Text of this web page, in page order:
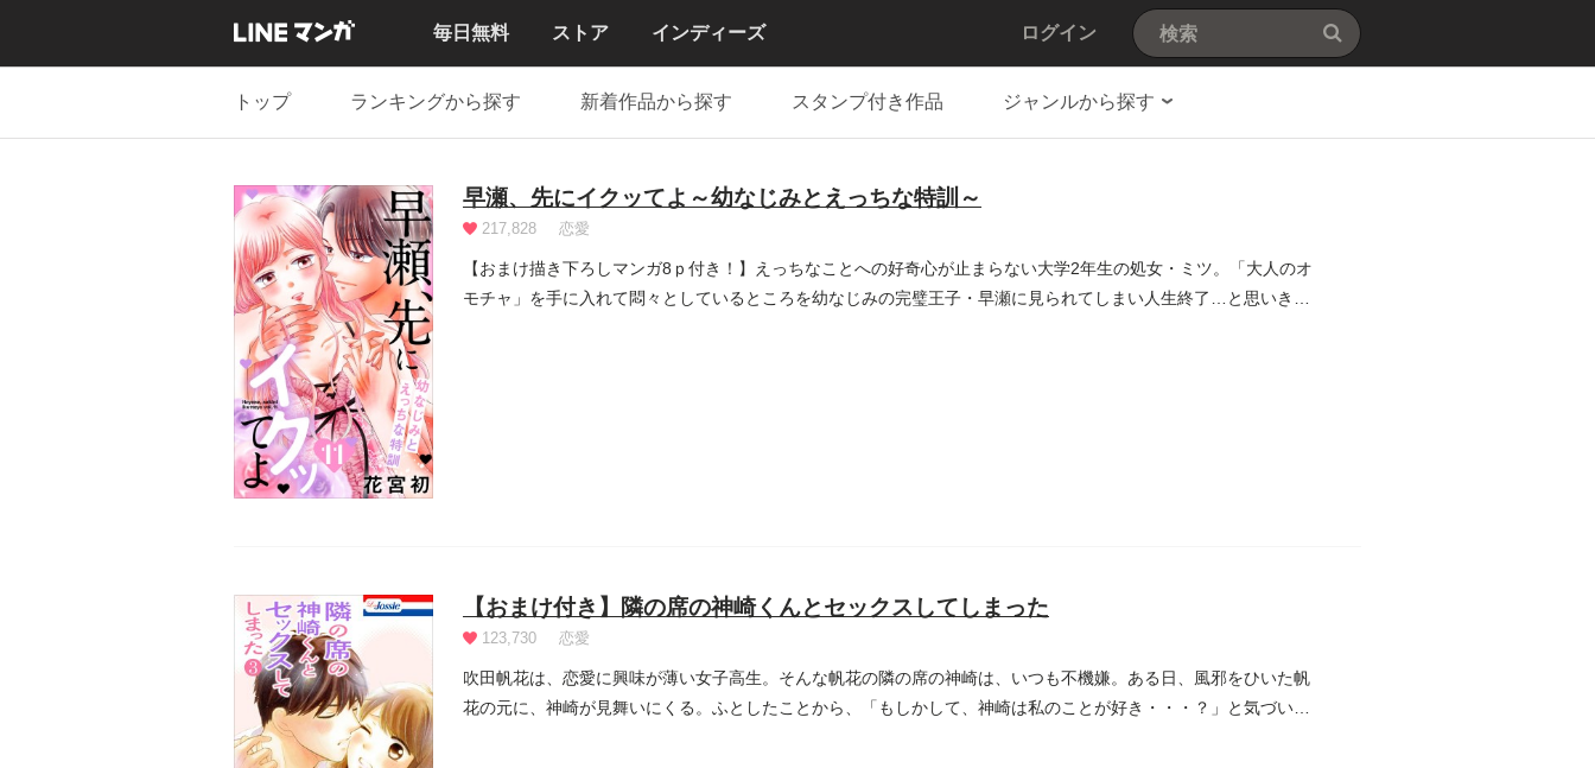
毎日無料 ストア インディーズ ログイン
トップ ランキングから探す 新着作品から探す スタンプ付き作品 ジャンルから探す
早瀬、先にイクッてよ～幼なじみとえっちな特訓～
217,828 恋愛
【おまけ描き下ろしマンガ8ｐ付き！】えっちなことへの好奇心が止まらない大学2年生の処女・ミツ。「大人のオ
モチャ」を手に入れて悶々としているところを幼なじみの完璧王子・早瀬に見られてしまい人生終了…と思いきや
【おまけ付き】隣の席の神崎くんとセックスしてしまった
123,730 恋愛
吹田帆花は、恋愛に興味が薄い女子高生。そんな帆花の隣の席の神崎は、いつも不機嫌。ある日、風邪をひいた帆
花の元に、神崎が見舞いにくる。ふとしたことから、「もしかして、神崎は私のことが好き・・・？」と気づいた